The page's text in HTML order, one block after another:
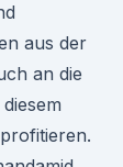
aus der
an die